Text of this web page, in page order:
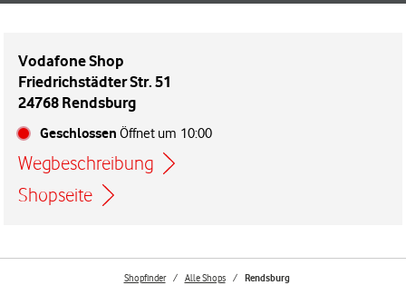
Vodafone Shop
Friedrichstädter Str. 51
24768 Rendsburg
Geschlossen Öffnet um 10:00
Wegbeschreibung
Link öffnet in einem neuen Tab
Shopseite
Shopfinder Alle Shops Rendsburg